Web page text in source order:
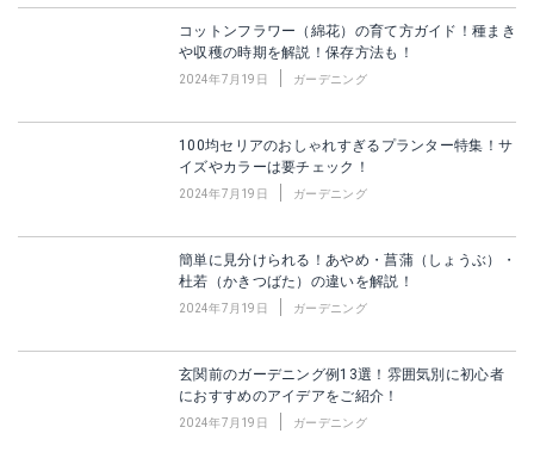
コットンフラワー（綿花）の育て方ガイド！種まき
や収穫の時期を解説！保存方法も！
2024年7月19日 ガーデニング
100均セリアのおしゃれすぎるプランター特集！サ
イズやカラーは要チェック！
2024年7月19日 ガーデニング
簡単に見分けられる！あやめ・菖蒲（しょうぶ）・
杜若（かきつばた）の違いを解説！
2024年7月19日 ガーデニング
玄関前のガーデニング例13選！雰囲気別に初心者
におすすめのアイデアをご紹介！
2024年7月19日 ガーデニング